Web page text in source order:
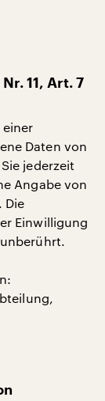
11, Art. 7
Daten von
jederzeit
Angabe von
Die
Einwilligung